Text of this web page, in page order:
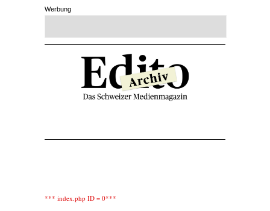
Werbung
*** index.php ID = 0***